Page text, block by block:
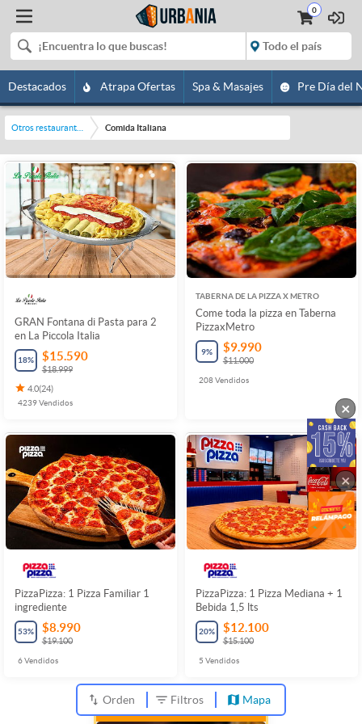
0
Destacados Atrapa Ofertas Spa & Masajes Pre Día del
Comida Italiana
GRAN Fontana di Pasta para 2
en La Piccola Italia
18% $15.590
$18.999
4.0(24)
4239Vendidos
TABERNA DE LA PIZZA X METRO
Come toda la pizza en Taberna
PizzaxMetro
9% $9.990
$11.000
208Vendidos
PizzaPizza: 1 Pizza Familiar 1
ingrediente
53% $8.990
$19.100
6Vendidos
PizzaPizza: 1 Pizza Mediana + 1
Bebida 1,5 lts
20% $12.100
$15.100
5 Vendidos
Orden Filtros Mapa
×
×